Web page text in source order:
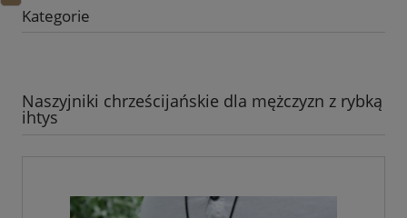
Kategorie
Naszyjniki chrześcijańskie dla mężczyzn z rybką
ihtys